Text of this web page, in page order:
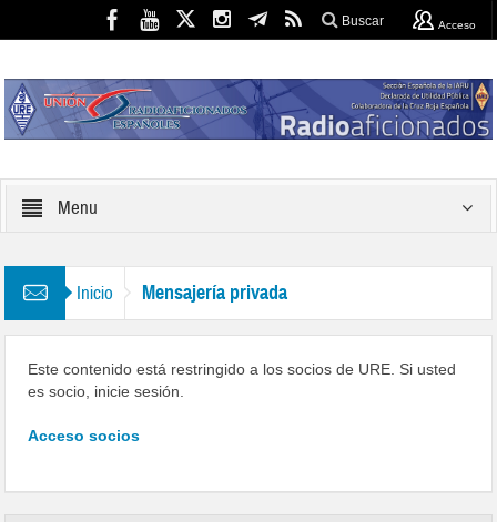
Buscar Acceso
Menu
Inicio Mensajería privada
Este contenido está restringido a los socios de URE. Si usted
es socio, inicie sesión.
Acceso socios